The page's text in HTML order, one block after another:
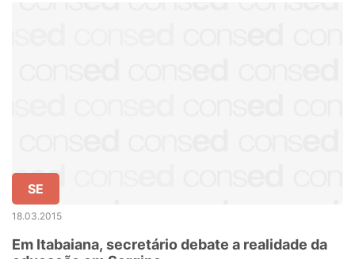
SE
18.03.2015
Em Itabaiana, secretário debate a realidade da